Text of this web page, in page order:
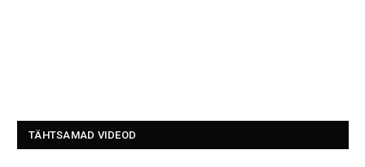
TÄHTSAMAD VIDEOD